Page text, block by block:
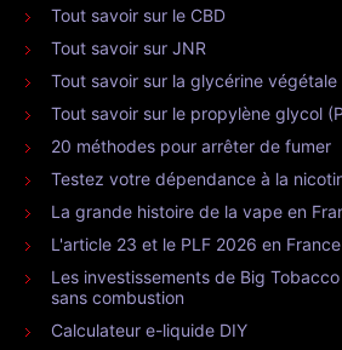
Tout savoir sur le CBD
Tout savoir sur JNR
Tout savoir sur la glycérine végétale
Tout savoir sur le propylène glycol
20 méthodes pour arrêter de fumer
Testez votre dépendance à la
La grande histoire de la vape en
L'article 23 et le PLF 2026 en France
Les investissements de Big
sans combustion
Calculateur e-liquide DIY